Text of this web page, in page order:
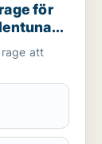
för
att